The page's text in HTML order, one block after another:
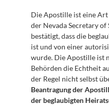
Die Apostille ist eine
der Nevada Secretary of
bestätigt, dass die
ist und von einer
wurde. Die Apostille ist
Behörden die Echtheit
Beantragung der
der beglaubigten